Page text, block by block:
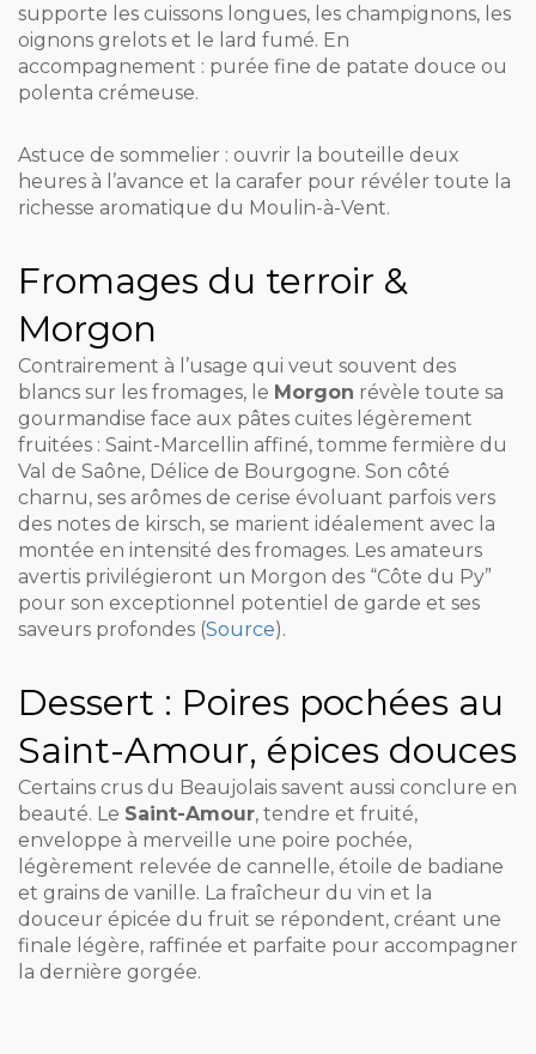
supporte les cuissons longues, les champignons, les
oignons grelots et le lard fumé. En
accompagnement : purée fine de patate douce ou
polenta crémeuse.
Astuce de sommelier : ouvrir la bouteille deux
heures à l’avance et la carafer pour révéler toute la
richesse aromatique du Moulin-à-Vent.
Fromages du terroir &
Morgon
Contrairement à l’usage qui veut souvent des
blancs sur les fromages, le Morgon révèle toute sa
gourmandise face aux pâtes cuites légèrement
fruitées : Saint-Marcellin affiné, tomme fermière du
Val de Saône, Délice de Bourgogne. Son côté
charnu, ses arômes de cerise évoluant parfois vers
des notes de kirsch, se marient idéalement avec la
montée en intensité des fromages. Les amateurs
avertis privilégieront un Morgon des “Côte du Py”
pour son exceptionnel potentiel de garde et ses
saveurs profondes (Source).
Dessert : Poires pochées au
Saint-Amour, épices douces
Certains crus du Beaujolais savent aussi conclure en
beauté. Le Saint-Amour, tendre et fruité,
enveloppe à merveille une poire pochée,
légèrement relevée de cannelle, étoile de badiane
et grains de vanille. La fraîcheur du vin et la
douceur épicée du fruit se répondent, créant une
finale légère, raffinée et parfaite pour accompagner
la dernière gorgée.